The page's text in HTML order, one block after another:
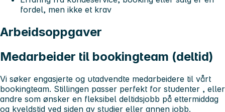
fordel, men ikke et krav
Arbeidsoppgaver
Medarbeider til bookingteam (deltid)
Vi søker engasjerte og utadvendte medarbeidere til vårt
bookingteam. Stillingen passer perfekt for studenter , eller
andre som ønsker en fleksibel deltidsjobb på ettermiddag
og kveldstid ved siden av studier eller annen jobb.